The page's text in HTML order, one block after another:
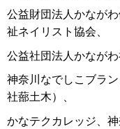
公益財団法人かなが
祉ネイリスト協会、
公益社団法人かなが
神奈川なでしこブラ
社蔀土木）、
かなテクカレッジ、